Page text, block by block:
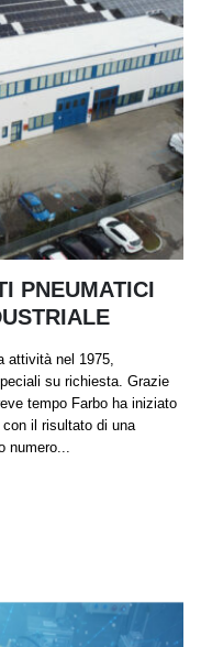
PNEUMATICI
attività nel 1975,
su richiesta. Grazie
tempo Farbo ha iniziato
il risultato di una
numero...